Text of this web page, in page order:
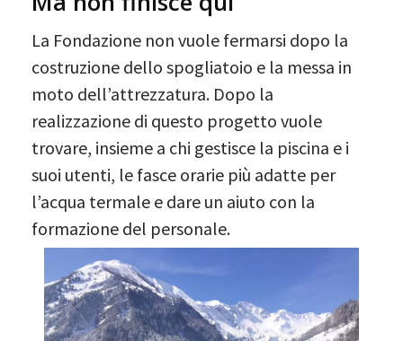
La Fondazione non vuole fermarsi dopo la
costruzione dello spogliatoio e la messa in
moto dell’attrezzatura. Dopo la
realizzazione di questo progetto vuole
trovare, insieme a chi gestisce la piscina e i
suoi utenti, le fasce orarie più adatte per
l’acqua termale e dare un aiuto con la
formazione del personale.